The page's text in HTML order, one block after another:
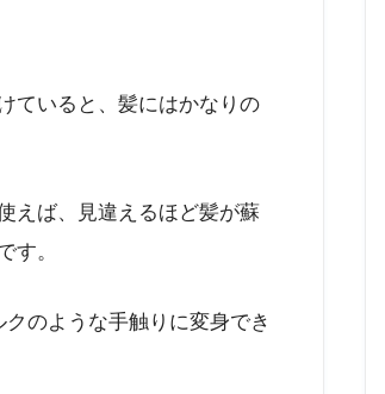
ていると、髪にはかなりの
えば、見違えるほど髪が蘇
す。
のような手触りに変身でき